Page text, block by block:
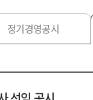
정기경영공시